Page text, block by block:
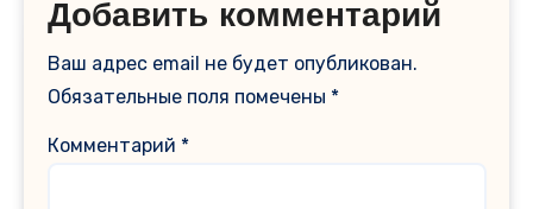
Добавить комментарий
Ваш адрес email не будет опубликован.
Обязательные поля помечены *
Комментарий *